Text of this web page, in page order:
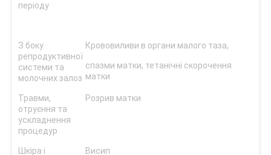
періоду
З боку
репродуктивної
системи та
молочних залоз
Крововиливи в органи малого таза,
спазми матки, тетанічні скорочення
матки
Травми,
отруєння та
ускладнення
процедур
Розрив матки
Шкіра і
Висип